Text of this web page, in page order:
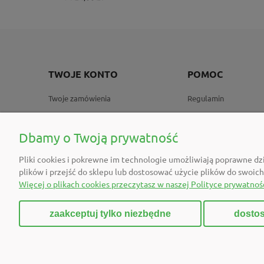
TWOJE KONTO
Twoje zamówienia
Ustawienia konta
Przechowalnia
POMOC
Regulamin
Ustawienia plików
Formularz reklamacji
FAQ
Dbamy o Twoją prywatność
Pliki cookies i pokrewne im technologie umożliwiają poprawne
plików i przejść do sklepu lub dostosować użycie plików do
Więcej o plikach cookies przeczytasz w naszej Polityce
zaakceptuj tylko niezbędne